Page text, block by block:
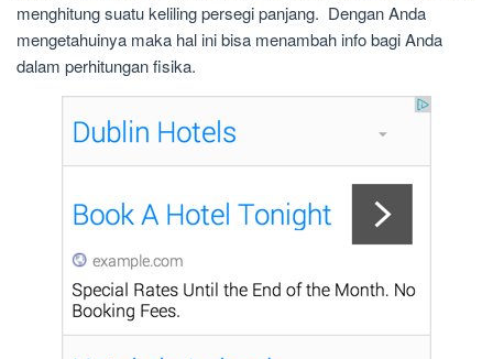
menghitung suatu keliling persegi panjang. Dengan Anda
mengetahuinya maka hal ini bisa menambah info bagi Anda
dalam perhitungan fisika.